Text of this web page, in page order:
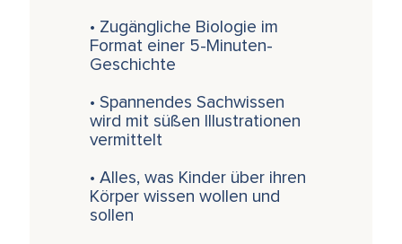
• Zugängliche Biologie im
Format einer 5-Minuten-
Geschichte
• Spannendes Sachwissen
wird mit süßen Illustrationen
vermittelt
• Alles, was Kinder über ihren
Körper wissen wollen und
sollen